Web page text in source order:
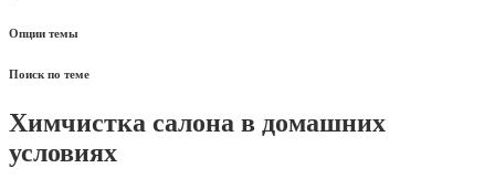
Опции темы
Поиск по теме
Химчистка салона в домашних
условиях